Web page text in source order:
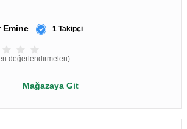
Emine
1 Takipçi
değerlendirmeleri)
Mağazaya Git